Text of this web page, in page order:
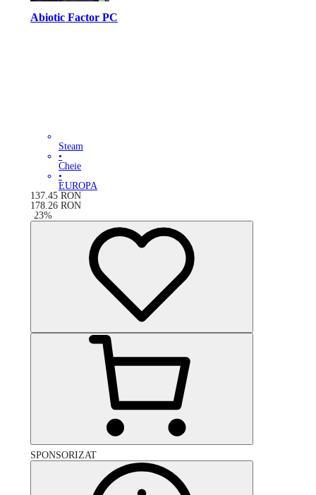
Abiotic Factor PC
Steam
•
Cheie
•
EUROPA
137.45 RON
178.26 RON
-23%
SPONSORIZAT